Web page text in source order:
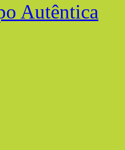
Autêntica